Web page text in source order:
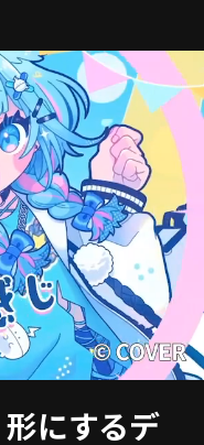
にするデ